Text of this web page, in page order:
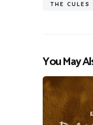
THE CULES
You May